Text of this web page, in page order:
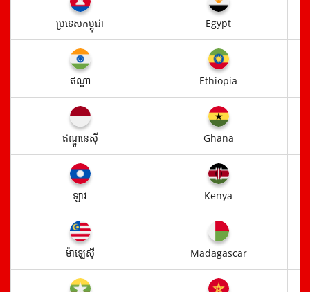
ប្រទេសកម្ពុជា Egypt
ឥណ្ឌា Ethiopia
ឥណ្ឌូនេស៊ី​ Ghana
ឡាវ Kenya
ម៉ាឡេស៊ី​ Madagascar